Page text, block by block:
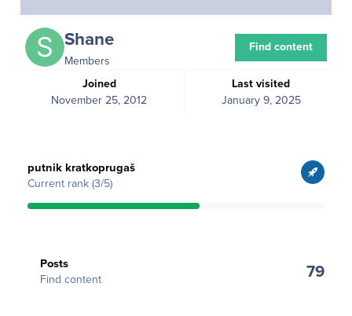
Shane
Members
Joined
November 25, 2012
Last visited
January 9, 2025
Find content
putnik kratkoprugaš
Current rank (3/5)
Posts
Find content
79